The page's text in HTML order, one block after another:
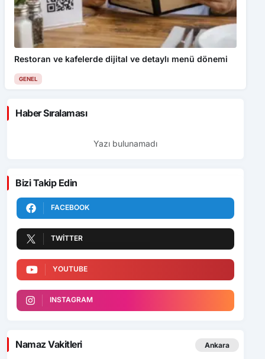
Restoran ve kafelerde dijital ve detaylı menü dönemi
GENEL
Haber Sıralaması
Yazı bulunamadı
Bizi Takip Edin
FACEBOOK
TWITTER
YOUTUBE
INSTAGRAM
Namaz Vakitleri Ankara